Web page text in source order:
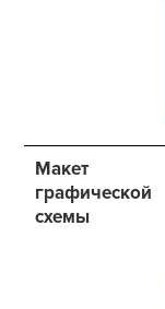
Макет
графической
схемы